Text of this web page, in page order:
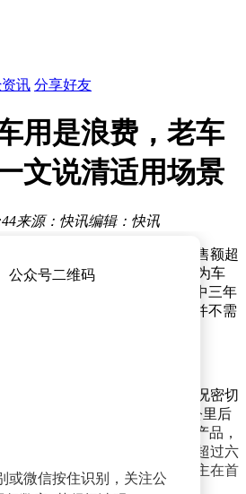
讯 分享好友
用是浪费，老车
文说清适用场景
来源：快讯编辑：快讯
宝堪称现象级产品。这个年销售额超
覆盖了所有4S店和加油站，成为车
但鲜为人知的是，国内乘用车中三年
高，这意味着大量车主正在为并不需
剂，其作用机制与车辆使用状况密切
需要里程积累，通常行驶4万公里后
使用含PEA（聚醚胺）成分的产品，
烧室的积碳。市场调查显示，超过六
机存在认知偏差，近三成新车主在首
。
或微信按住识别，关注公